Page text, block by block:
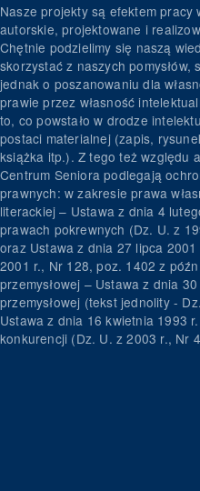
Nasze projekty są efektem pracy
autorskie, projektowane i
Chętnie podzielimy się naszą
skorzystać z naszych
jednak o poszanowaniu dla
prawie przez własność
to, co powstało w drodze
postaci materialnej (zapis,
książka itp.). Z tego też względu
Centrum Seniora podlegają
prawnych: w zakresie prawa
literackiej – Ustawa z dnia 4
prawach pokrewnych (Dz. U. z
oraz Ustawa z dnia 27 lipca
2001 r., Nr 128, poz. 1402 z
przemysłowej – Ustawa z dnia
przemysłowej (tekst jednolity -
Ustawa z dnia 16 kwietnia 1993
konkurencji (Dz. U. z 2003 r., Nr